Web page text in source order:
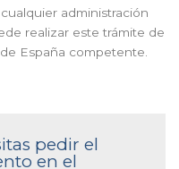
administración
realizar este trámite de
España competente.
pedir el
en el